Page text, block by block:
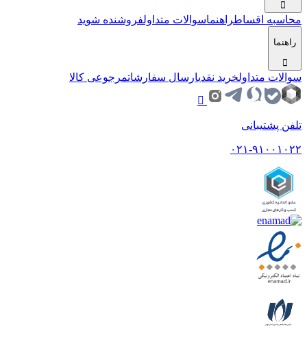
محاسبه اقساطراهنماسوالات متداولفروشنده شوید
راهنما
سوالات متداولخرید نقدیارسال سفارشاتمرجوعی کالا
تلفن پشتیبانی
۰۲۱-۹۱۰۰۱۰۲۲